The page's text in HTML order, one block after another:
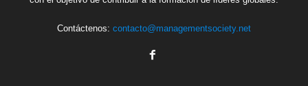
Contáctenos: contacto@managementsociety.net